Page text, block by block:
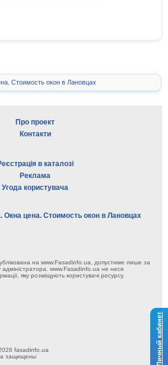
Личный кабинет
Стоимость окон в Лановцах
Про проект
Контакти
в каталозі
Реклама
Угода користувача
Окна цена. Стоимость окон в Лановцах
на www.Fasadinfo.ua, допустиме лише за
адміністратора. www.Fasadinfo.ua не несе
яку розміщують користувачі ресурсу.
fasadinfo.ua
защищены